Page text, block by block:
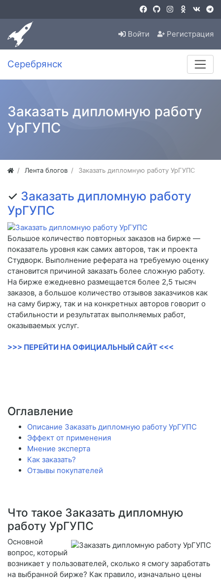
Войти Регистрация
Серебрянск
Заказать дипломную работу
УрГУПС
Лента блогов Заказать дипломную работу УрГУПС
✓ Заказать дипломную работу
УрГУПС
Большое количество повторных заказов на бирже —
показатель уровня как самих авторов, так и проекта
Студворк. Выполнение реферата на требуемую оценку
становится причиной заказать более сложную работу.
На бирже ежедневно размещается более 2,5 тысяч
заказов, а большое количество отзывов заказчиков как
на саму биржу, так и на конкретных авторов говорит о
стабильности и результатах выполняемых работ,
оказываемых услуг.
>>> ПЕРЕЙТИ НА ОФИЦИАЛЬНЫЙ САЙТ <<<
Оглавление
Описание Заказать дипломную работу УрГУПС
Эффект от применения
Мнение эксперта
Как заказать?
Отзывы покупателей
Что такое Заказать дипломную
работу УрГУПС
Основной
вопрос, который
возникает у пользователей, сколько я смогу заработать
на выбранной бирже? Как правило, изначально цены